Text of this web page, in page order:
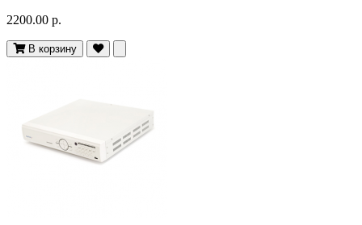
2200.00 р.
В корзину